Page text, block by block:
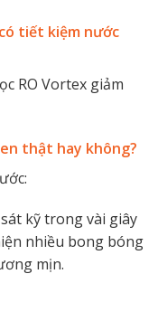
tiết kiệm nước
RO Vortex giảm
thật hay không?
kỹ trong vài giây
nhiều bong bóng
mịn.